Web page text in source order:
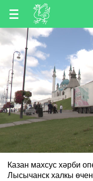
TT
RU
Казан махсус хәрби
Лысычанск халкы